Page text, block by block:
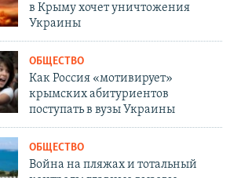
в Крыму хочет уничтожения
Украины
ОБЩЕСТВО
Как Россия «мотивирует»
крымских абитуриентов
поступать в вузы Украины
ОБЩЕСТВО
Война на пляжах и тотальный